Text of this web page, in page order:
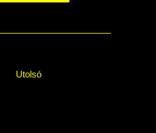
Utolsó